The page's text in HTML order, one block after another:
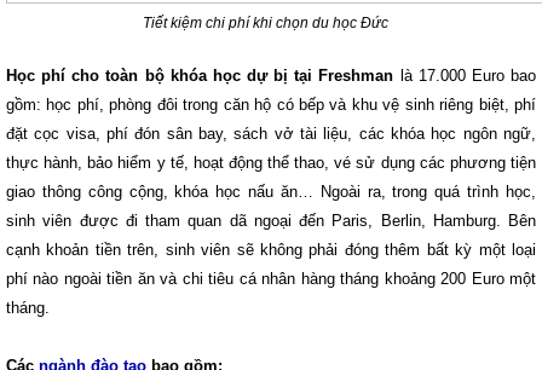
Tiết kiệm chi phí khi chọn du học Đức
Học phí cho toàn bộ khóa học dự bị tại Freshman là 17.000 Euro bao
gồm: học phí, phòng đôi trong căn hộ có bếp và khu vệ sinh riêng biệt, phí
đặt cọc visa, phí đón sân bay, sách vở tài liệu, các khóa học ngôn ngữ,
thực hành, bảo hiểm y tế, hoạt động thể thao, vé sử dụng các phương tiện
giao thông công cộng, khóa học nấu ăn… Ngoài ra, trong quá trình học,
sinh viên được đi tham quan dã ngoại đến Paris, Berlin, Hamburg. Bên
cạnh khoản tiền trên, sinh viên sẽ không phải đóng thêm bất kỳ một loại
phí nào ngoài tiền ăn và chi tiêu cá nhân hàng tháng khoảng 200 Euro một
tháng.
Các ngành đào tạo bao gồm: